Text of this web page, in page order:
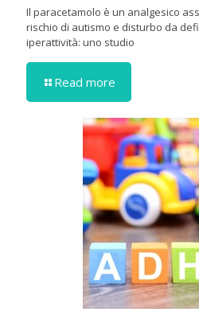
Il paracetamolo è un analgesico
rischio di autismo e disturbo da
iperattività: uno studio
Read more